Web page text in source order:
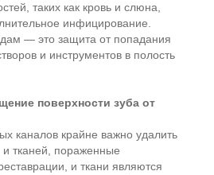
таких как кровь и слюна,
инфицирование.
— это защита от попадания
и инструментов в полость
поверхности зуба от
каналов крайне важно удалить
тканей, пораженные
и ткани являются